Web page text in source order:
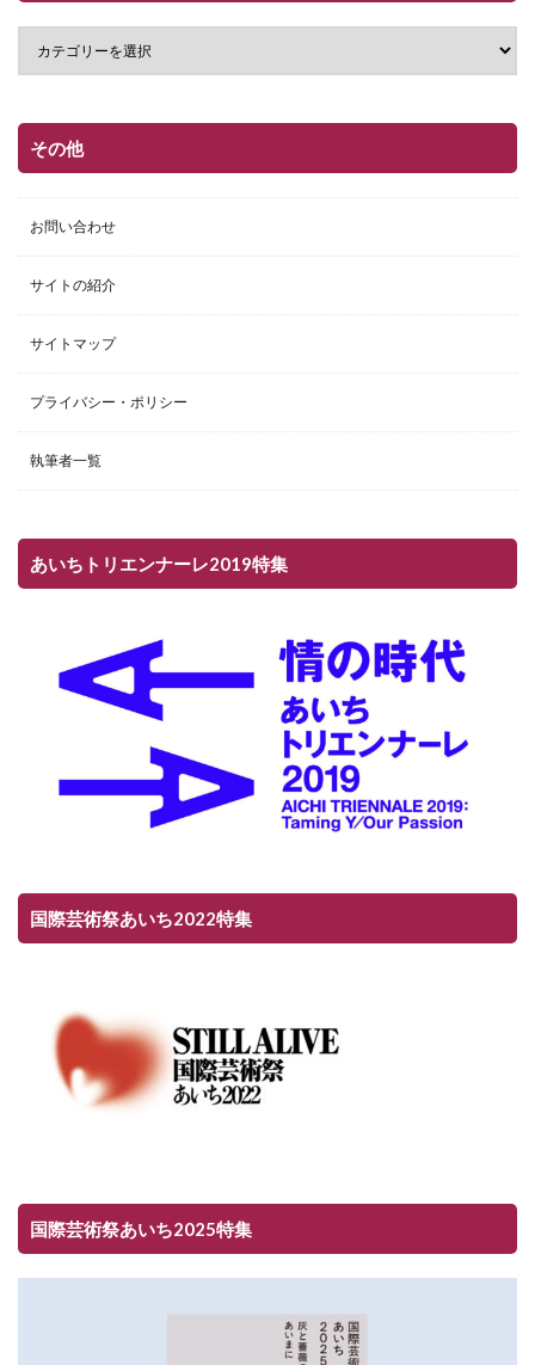
その他
お問い合わせ
サイトの紹介
サイトマップ
プライバシー・ポリシー
執筆者一覧
あいちトリエンナーレ2019特集
国際芸術祭あいち2022特集
国際芸術祭あいち2025特集